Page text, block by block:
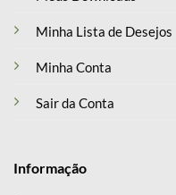
Minha Lista de Desejos
Minha Conta
Sair da Conta
Informação